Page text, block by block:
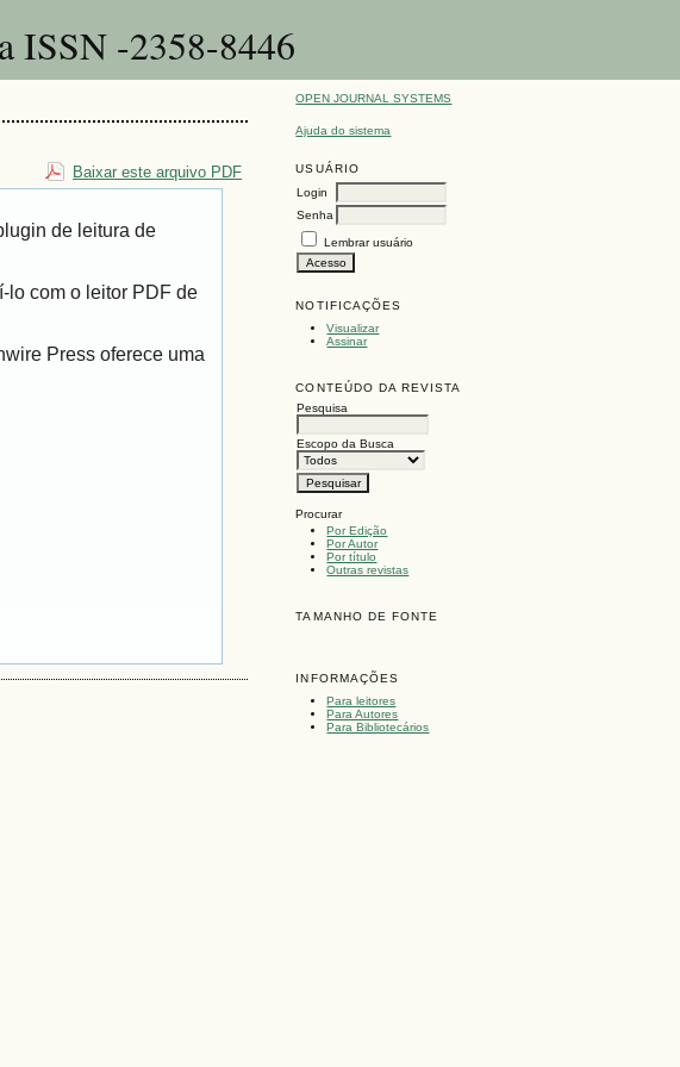
ISSN -2358-8446
OPEN JOURNAL SYSTEMS
Ajuda do sistema
USUÁRIO
Login
Senha
Lembrar usuário
NOTIFICAÇÕES
Visualizar
Assinar
CONTEÚDO DA REVISTA
Pesquisa
Escopo da Busca
Procurar
Por Edição
Por Autor
Por título
Outras revistas
TAMANHO DE FONTE
INFORMAÇÕES
Para leitores
Para Autores
Para Bibliotecários
Baixar este arquivo PDF
de leitura de
lo com o leitor PDF de
Press oferece uma